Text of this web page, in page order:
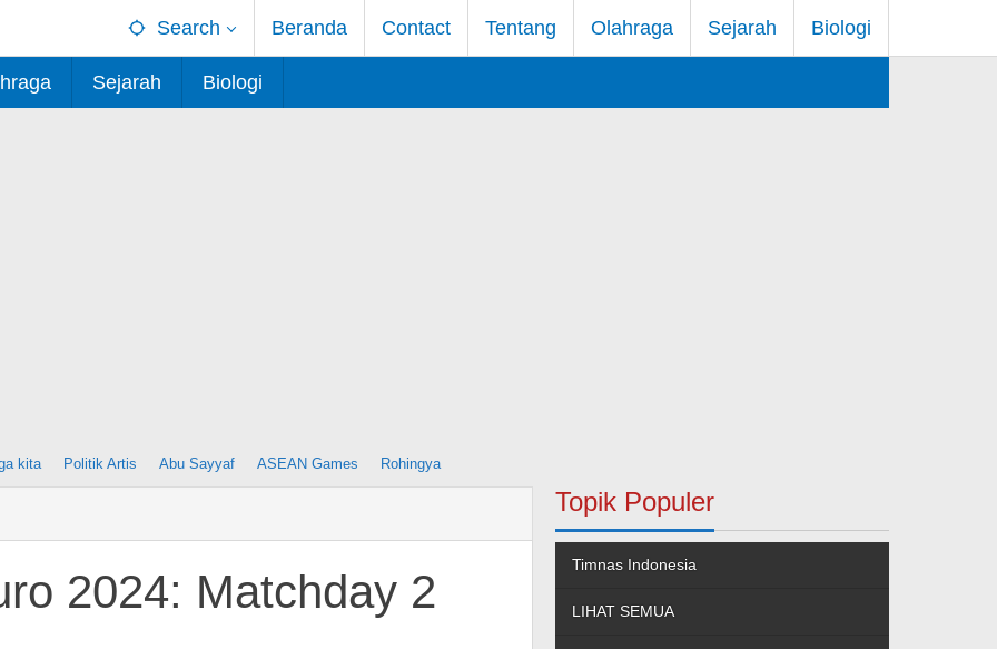
Search Beranda Contact Tentang Olahraga Sejarah Biologi
Sejarah Biologi
kita Politik Artis Abu Sayyaf ASEAN Games Rohingya
2024: Matchday 2
Topik Populer
Timnas Indonesia
LIHAT SEMUA